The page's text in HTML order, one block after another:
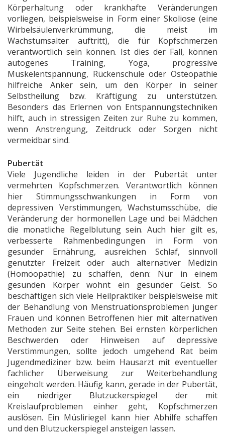
Körperhaltung oder krankhafte Veränderungen
vorliegen, beispielsweise in Form einer Skoliose (eine
Wirbelsäulenverkrümmung, die meist im
Wachstumsalter auftritt), die für Kopfschmerzen
verantwortlich sein können. Ist dies der Fall, können
autogenes Training, Yoga, progressive
Muskelentspannung, Rückenschule oder Osteopathie
hilfreiche Anker sein, um den Körper in seiner
Selbstheilung bzw. Kräftigung zu unterstützen.
Besonders das Erlernen von Entspannungstechniken
hilft, auch in stressigen Zeiten zur Ruhe zu kommen,
wenn Anstrengung, Zeitdruck oder Sorgen nicht
vermeidbar sind.
Pubertät
Viele Jugendliche leiden in der Pubertät unter
vermehrten Kopfschmerzen. Verantwortlich können
hier Stimmungsschwankungen in Form von
depressiven Verstimmungen, Wachstumsschübe, die
Veränderung der hormonellen Lage und bei Mädchen
die monatliche Regelblutung sein. Auch hier gilt es,
verbesserte Rahmenbedingungen in Form von
gesunder Ernährung, ausreichen Schlaf, sinnvoll
genutzter Freizeit oder auch alternativer Medizin
(Homöopathie) zu schaffen, denn: Nur in einem
gesunden Körper wohnt ein gesunder Geist. So
beschäftigen sich viele Heilpraktiker beispielsweise mit
der Behandlung von Menstruationsproblemen junger
Frauen und können Betroffenen hier mit alternativen
Methoden zur Seite stehen. Bei ernsten körperlichen
Beschwerden oder Hinweisen auf depressive
Verstimmungen, sollte jedoch umgehend Rat beim
Jugendmediziner bzw. beim Hausarzt mit eventueller
fachlicher Überweisung zur Weiterbehandlung
eingeholt werden. Häufig kann, gerade in der Pubertät,
ein niedriger Blutzuckerspiegel der mit
Kreislaufproblemen einher geht, Kopfschmerzen
auslösen. Ein Müsliriegel kann hier Abhilfe schaffen
und den Blutzuckerspiegel ansteigen lassen.